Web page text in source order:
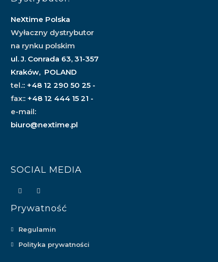
NeXtime Polska
Wyłaczny dystrybutor
na rynku polskim
ul. J. Conrada 63, 31-357
Kraków, POLAND
tel.:: +48 12 290 50 25 -
fax:: +48 12 444 15 21 -
e-mail:
biuro@nextime.pl
SOCIAL MEDIA
Prywatność
Regulamin
Polityka prywatności